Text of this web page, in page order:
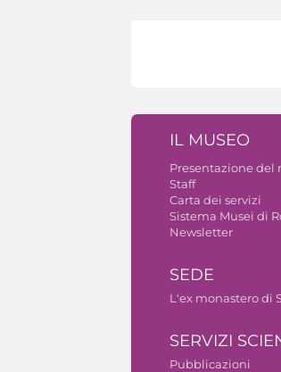
IL MUSEO
Presentazione del
Staff
Carta dei servizi
Sistema Musei di
Newsletter
SEDE
L'ex monastero di
SERVIZI
Pubblicazioni